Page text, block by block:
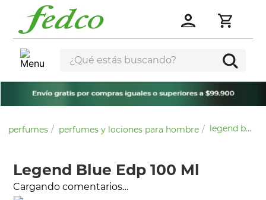
¿Qué estás buscando?
perfumes perfumes y lociones para hombre legend blue edp 100 ml
Legend Blue Edp 100 Ml
Cargando comentarios…